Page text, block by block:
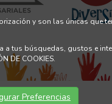
y son las únicas que
a tus búsquedas, gustos e
DE COOKIES.
Preferencias